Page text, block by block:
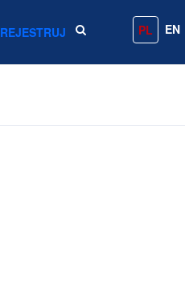
REJESTRUJ PL EN